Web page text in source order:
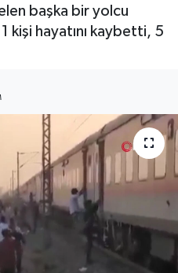
başka bir yolcu
kişi hayatını kaybetti, 5